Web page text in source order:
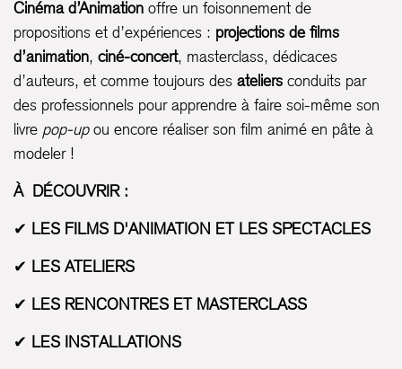
Cinéma d’Animation offre un foisonnement de
propositions et d’expériences : projections de films
d’animation, ciné-concert, masterclass, dédicaces
d’auteurs, et comme toujours des ateliers conduits par
des professionnels pour apprendre à faire soi-même son
livre pop-upou encore réaliser son film animé en pâte à
modeler !
À DÉCOUVRIR :
✔ LES FILMS D'ANIMATION ET LES SPECTACLES
✔ LES ATELIERS
✔ LES RENCONTRES ET MASTERCLASS
✔ LES INSTALLATIONS